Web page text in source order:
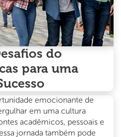
do
para uma
emocionante de
em uma cultura
acadêmicos, pessoais e
jornada também pode